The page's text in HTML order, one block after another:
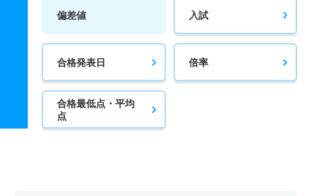
偏差値 入試
合格発表日 倍率
合格最低点・平均
点